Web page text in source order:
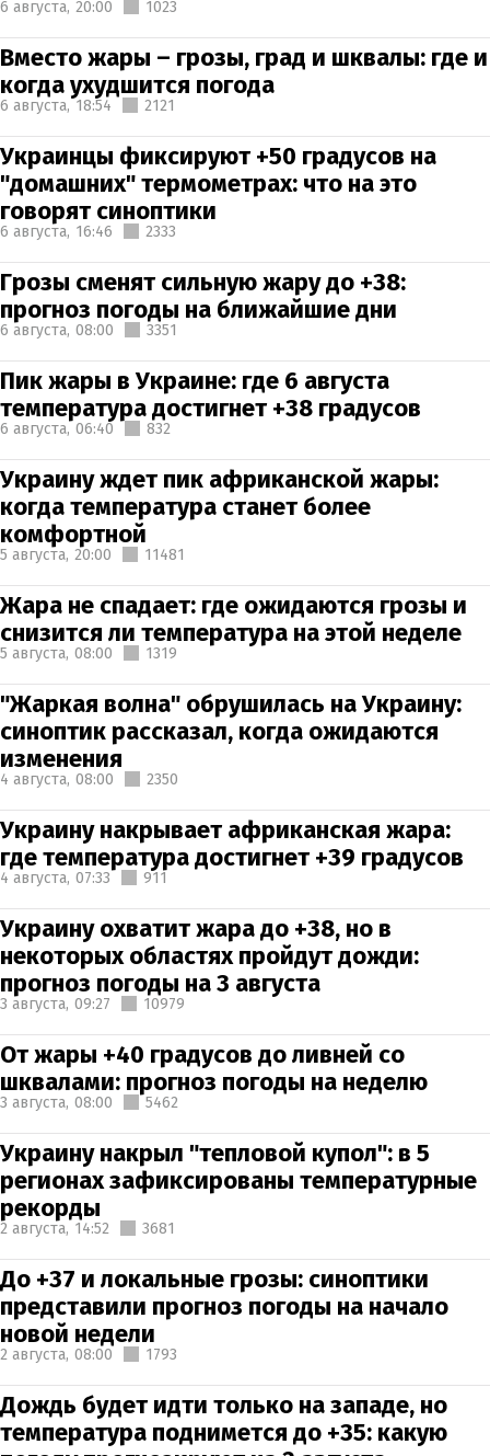
6 августа, 20:00 1023
Вместо жары – грозы, град и шквалы: где и
когда ухудшится погода
6 августа, 18:54 2121
Украинцы фиксируют +50 градусов на
"домашних" термометрах: что на это
говорят синоптики
6 августа, 16:46 2333
Грозы сменят сильную жару до +38:
прогноз погоды на ближайшие дни
6 августа, 08:00 3351
Пик жары в Украине: где 6 августа
температура достигнет +38 градусов
6 августа, 06:40 832
Украину ждет пик африканской жары:
когда температура станет более
комфортной
5 августа, 20:00 11481
Жара не спадает: где ожидаются грозы и
снизится ли температура на этой неделе
5 августа, 08:00 1319
"Жаркая волна" обрушилась на Украину:
синоптик рассказал, когда ожидаются
изменения
4 августа, 08:00 2350
Украину накрывает африканская жара:
где температура достигнет +39 градусов
4 августа, 07:33 911
Украину охватит жара до +38, но в
некоторых областях пройдут дожди:
прогноз погоды на 3 августа
3 августа, 09:27 10979
От жары +40 градусов до ливней со
шквалами: прогноз погоды на неделю
3 августа, 08:00 5462
Украину накрыл "тепловой купол": в 5
регионах зафиксированы температурные
рекорды
2 августа, 14:52 3681
До +37 и локальные грозы: синоптики
представили прогноз погоды на начало
новой недели
2 августа, 08:00 1793
Дождь будет идти только на западе, но
температура поднимется до +35: какую